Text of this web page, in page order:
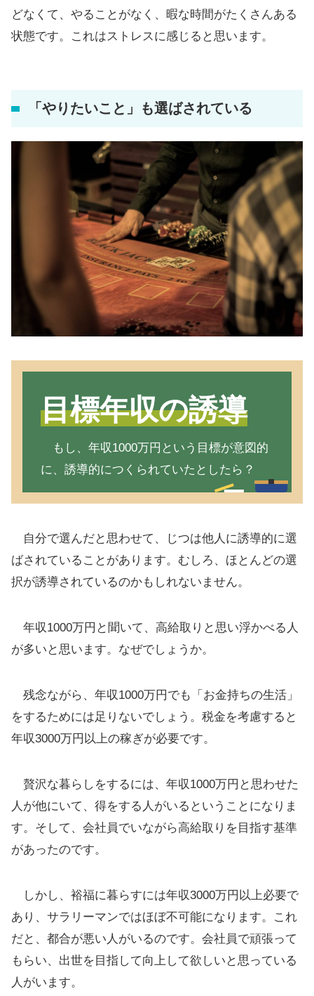
どなくて、やることがなく、暇な時間がたくさんある
状態です。これはストレスに感じると思います。
「やりたいこと」も選ばされている
目標年収の誘導
もし、年収1000万円という目標が意図的
に、誘導的につくられていたとしたら？
自分で選んだと思わせて、じつは他人に誘導的に選
ばされていることがあります。むしろ、ほとんどの選
択が誘導されているのかもしれないません。
年収1000万円と聞いて、高給取りと思い浮かべる人
が多いと思います。なぜでしょうか。
残念ながら、年収1000万円でも「お金持ちの生活」
をするためには足りないでしょう。税金を考慮すると
年収3000万円以上の稼ぎが必要です。
贅沢な暮らしをするには、年収1000万円と思わせた
人が他にいて、得をする人がいるということになりま
す。そして、会社員でいながら高給取りを目指す基準
があったのです。
しかし、裕福に暮らすには年収3000万円以上必要で
あり、サラリーマンではほぼ不可能になります。これ
だと、都合が悪い人がいるのです。会社員で頑張って
もらい、出世を目指して向上して欲しいと思っている
人がいます。